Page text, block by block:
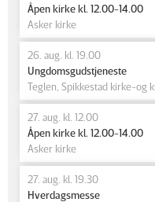
Åpen kirke kl. 12.00-14.00
Asker kirke
26. aug. kl. 19.00
Ungdomsgudstjeneste
Teglen, Spikkestad kirke-og
27. aug. kl. 12.00
Åpen kirke kl. 12.00-14.00
Asker kirke
27. aug. kl. 19.30
Hverdagsmesse